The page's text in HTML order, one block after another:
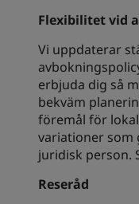
Flexibilitet vid
Vi uppdaterar
erbjuda dig så
bekväm
föremål för
variationer som
juridisk person.
Reseråd